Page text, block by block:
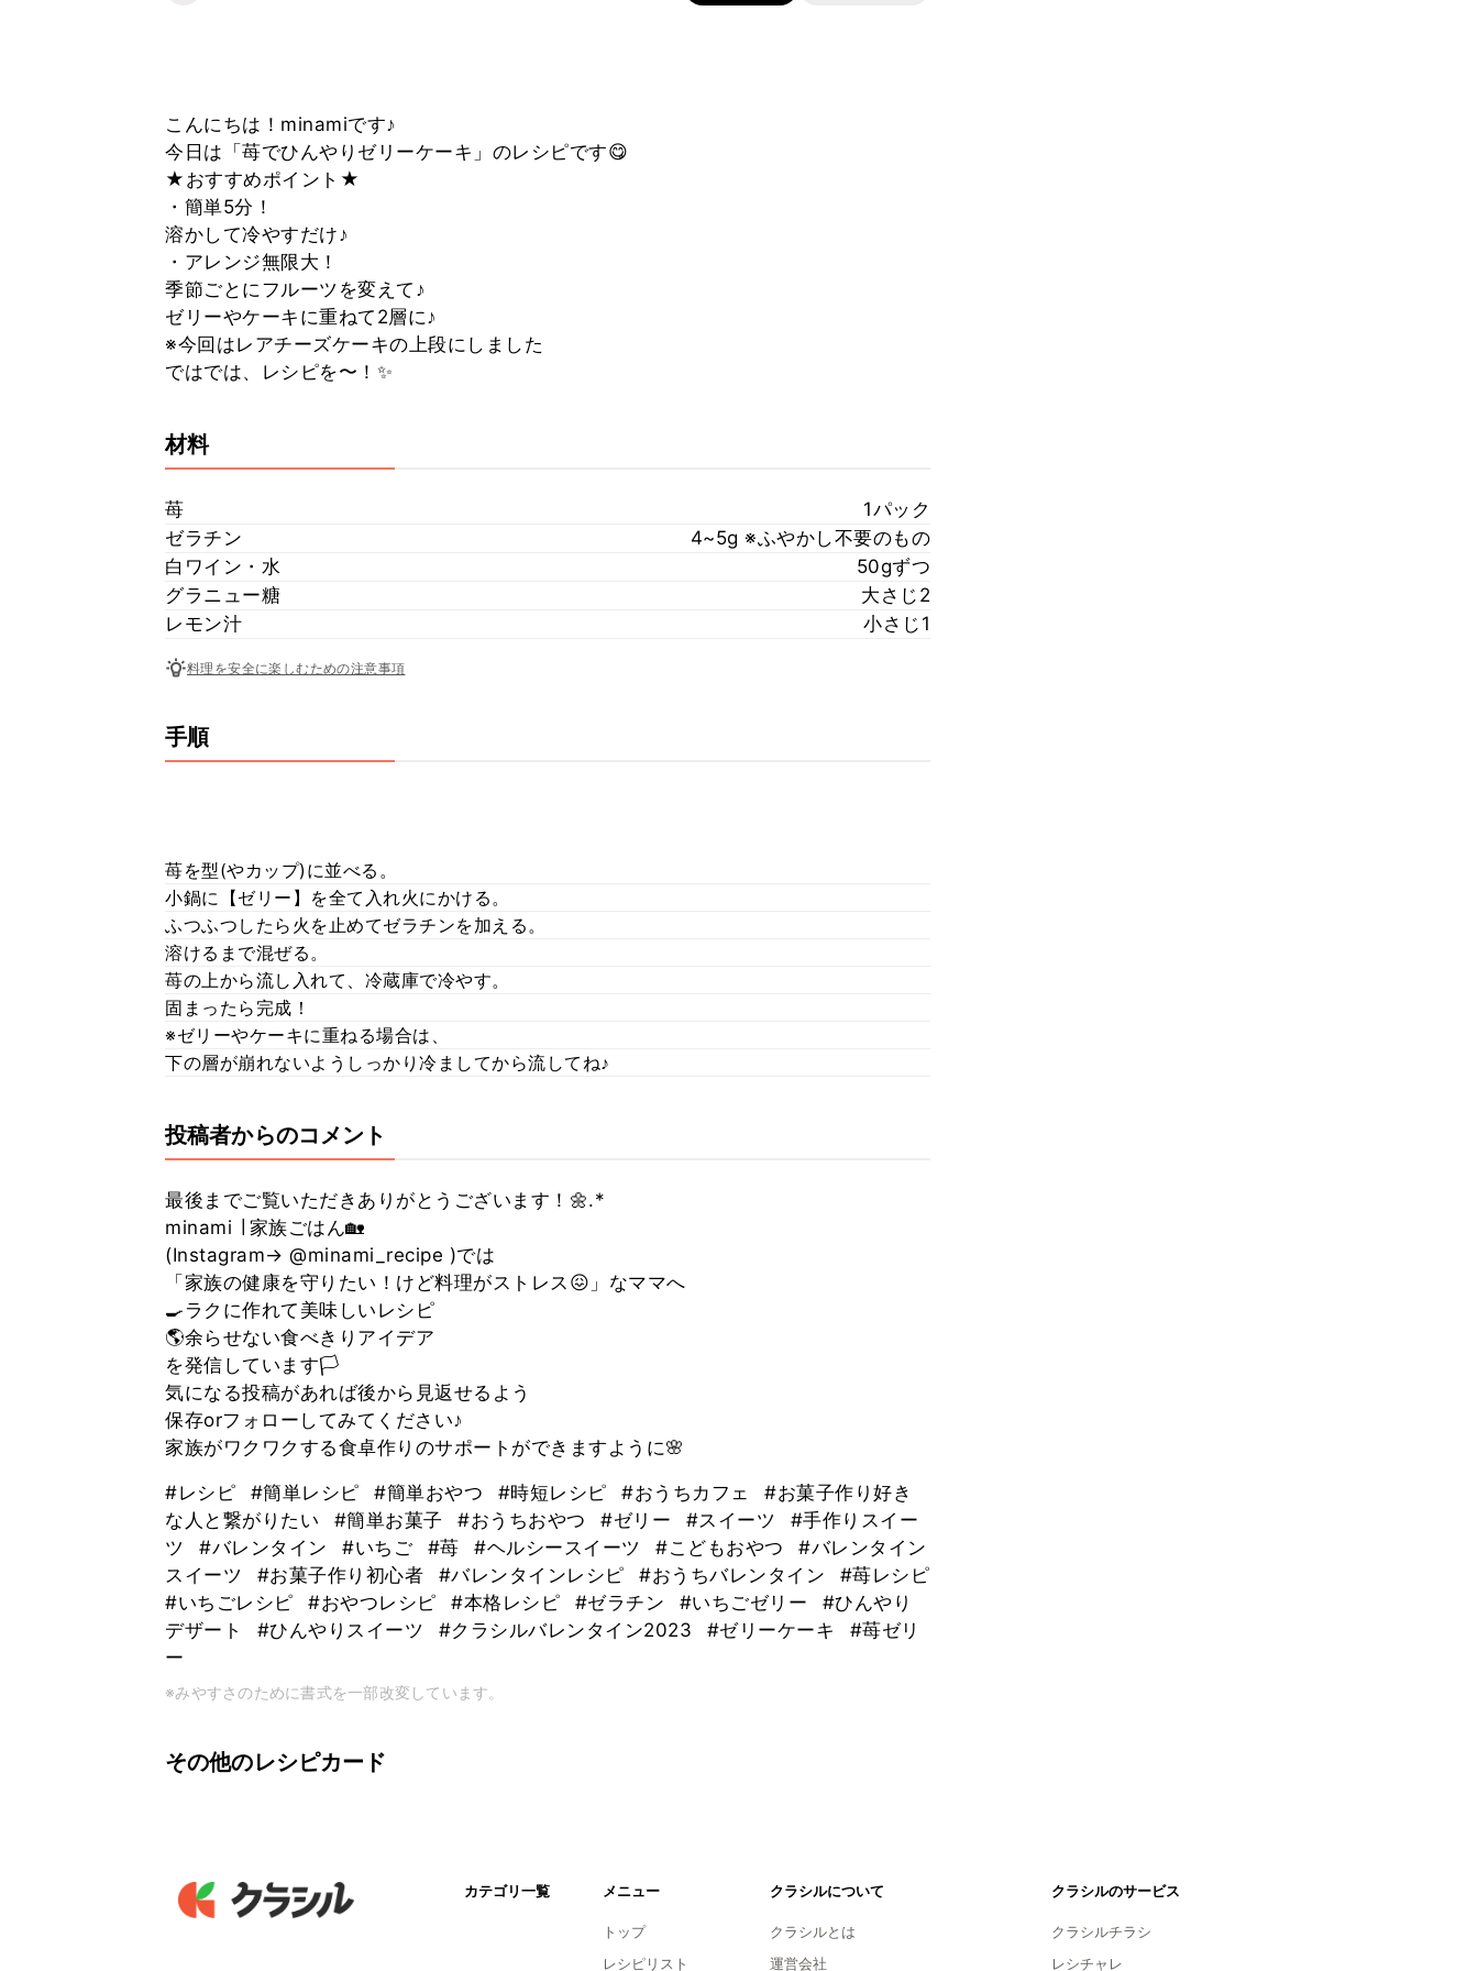
こんにちは！minamiです♪
今日は「苺でひんやりゼリーケーキ」のレシピです😋
★おすすめポイント★
・簡単5分！
溶かして冷やすだけ♪
・アレンジ無限大！
季節ごとにフルーツを変えて♪
ゼリーやケーキに重ねて2層に♪
※今回はレアチーズケーキの上段にしました
ではでは、レシピを〜！✨
材料
苺
1パック
ゼラチン
4~5g ※ふやかし不要のもの
白ワイン・水
50gずつ
グラニュー糖
大さじ2
レモン汁
小さじ1
料理を安全に楽しむための注意事項
手順
苺を型(やカップ)に並べる。
小鍋に【ゼリー】を全て入れ火にかける。
ふつふつしたら火を止めてゼラチンを加える。
溶けるまで混ぜる。
苺の上から流し入れて、冷蔵庫で冷やす。
固まったら完成！
※ゼリーやケーキに重ねる場合は、
下の層が崩れないようしっかり冷ましてから流してね♪
投稿者からのコメント
最後までご覧いただきありがとうございます！🌼.*
minami ∣ 家族ごはん🏡
(Instagram→ @minami_recipe )では
「家族の健康を守りたい！けど料理がストレス😖」なママへ
🍳ラクに作れて美味しいレシピ
🌎余らせない食べきりアイデア
を発信しています🏳️
気になる投稿があれば後から見返せるよう
保存orフォローしてみてください♪
家族がワクワクする食卓作りのサポートができますように🌸
#レシピ #簡単レシピ #簡単おやつ #時短レシピ #おうちカフェ
#お菓子作り好き
な人と繋がりたい
#簡単お菓子 #おうちおやつ #ゼリー #スイーツ
#手作りスイー
ツ
#バレンタイン #いちご #苺 #ヘルシースイーツ #こどもおやつ
#バレンタイン
スイーツ
#お菓子作り初心者 #バレンタインレシピ #おうちバレンタイン
#苺レシピ
#いちごレシピ
#おやつレシピ #本格レシピ #ゼラチン #いちごゼリー
#ひんやり
デザート
#ひんやりスイーツ #クラシルバレンタイン2023 #ゼリーケーキ
#苺ゼリ
ー
※みやすさのために書式を一部改変しています。
その他のレシピカード
カテゴリ一覧 メニュー
トップ
レシピリスト
クラシルについて
クラシルとは
運営会社
クラシルのサービス
クラシルチラシ
レシチャレ